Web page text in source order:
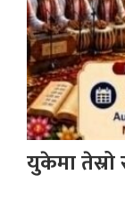
युकेमा